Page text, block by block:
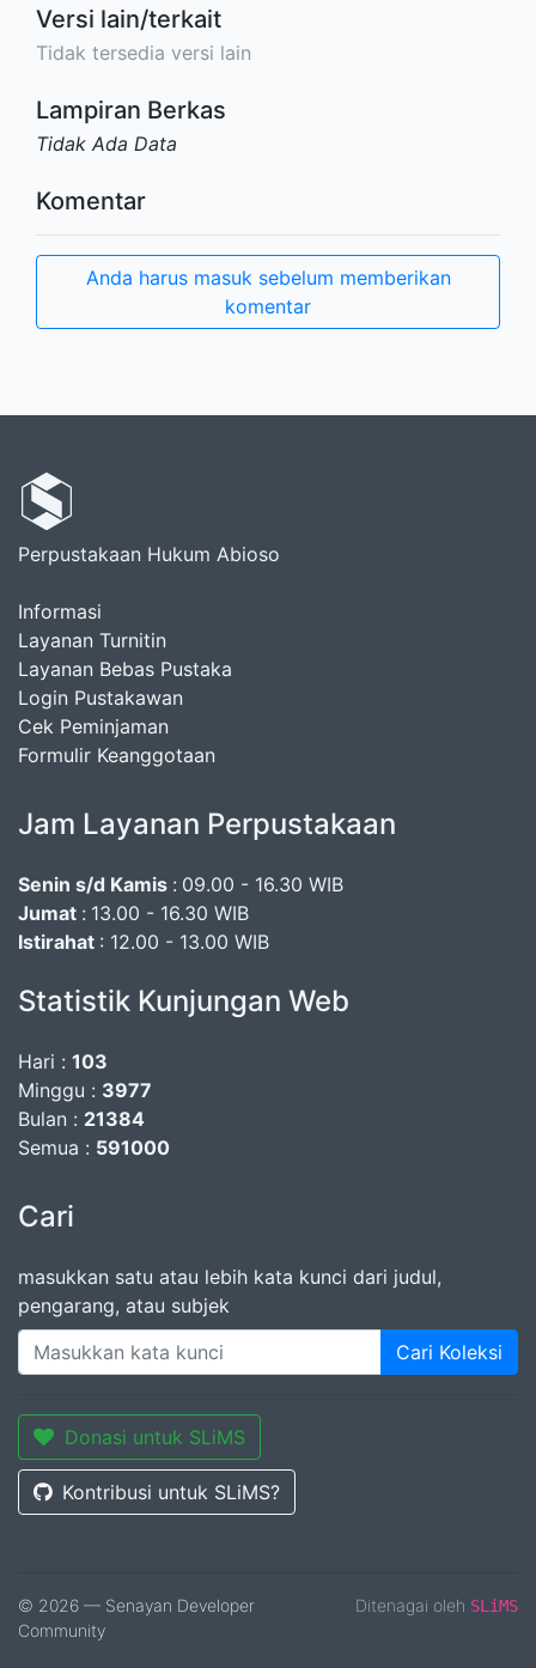
Versi lain/terkait
Tidak tersedia versi lain
Lampiran Berkas
Tidak Ada Data
Komentar
Anda harus masuk sebelum memberikan
komentar
Perpustakaan Hukum Abioso
Informasi
Layanan Turnitin
Layanan Bebas Pustaka
Login Pustakawan
Cek Peminjaman
Formulir Keanggotaan
Jam Layanan Perpustakaan
Senin s/d Kamis : 09.00 - 16.30 WIB
Jumat : 13.00 - 16.30 WIB
Istirahat : 12.00 - 13.00 WIB
Statistik Kunjungan Web
Hari : 103
Minggu : 3977
Bulan : 21384
Semua : 591000
Cari
masukkan satu atau lebih kata kunci dari judul,
pengarang, atau subjek
Cari Koleksi
Donasi untuk SLiMS
Kontribusi untuk SLiMS?
© 2026 — Senayan Developer
Community
Ditenagai oleh SLiMS